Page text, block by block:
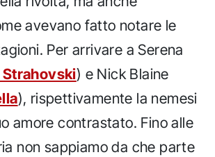
avevano fatto notare le
Per arrivare a Serena
) e Nick Blaine
), rispettivamente la nemesi
amore contrastato. Fino alle
non sappiamo da che parte